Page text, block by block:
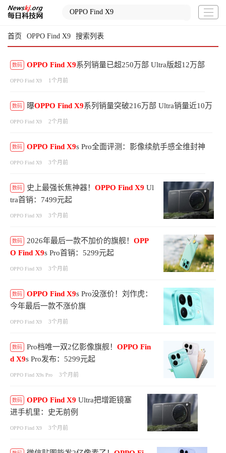
首页 OPPO Find X9 搜索列表
数码 OPPO Find X9系列销量已超250万部 Ultra版超12万部
OPPO Find X9 1个月前
数码 曝OPPO Find X9系列销量突破216万部 Ultra销量近10万
OPPO Find X9 2个月前
数码 OPPO Find X9s Pro全面评测：影像续航手感全维封神
OPPO Find X9 3个月前
数码 史上最强长焦神器！ OPPO Find X9 Ul
tra首销：7499元起
OPPO Find X9 3个月前
数码 2026年最后一款不加价的旗舰！ OPP
O Find X9s Pro首销：5299元起
OPPO Find X9 3个月前
数码 OPPO Find X9s Pro没涨价！刘作虎：
今年最后一款不涨价旗
OPPO Find X9 3个月前
数码 Pro档唯一双2亿影像旗舰！ OPPO Fin
d X9s Pro发布：5299元起
OPPO Find X9s Pro 3个月前
数码 OPPO Find X9 Ultra把增距镜塞
进手机里：史无前例
OPPO Find X9 3个月前